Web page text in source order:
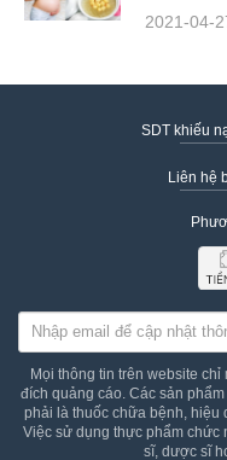
2021-04-
SDT khiếu
Liên hệ
Mọi thông tin trên website
đích quảng cáo. Các sản
phải là thuốc chữa bệnh, hiệu
Việc sử dụng thực phẩm chức
sĩ, dược sĩ